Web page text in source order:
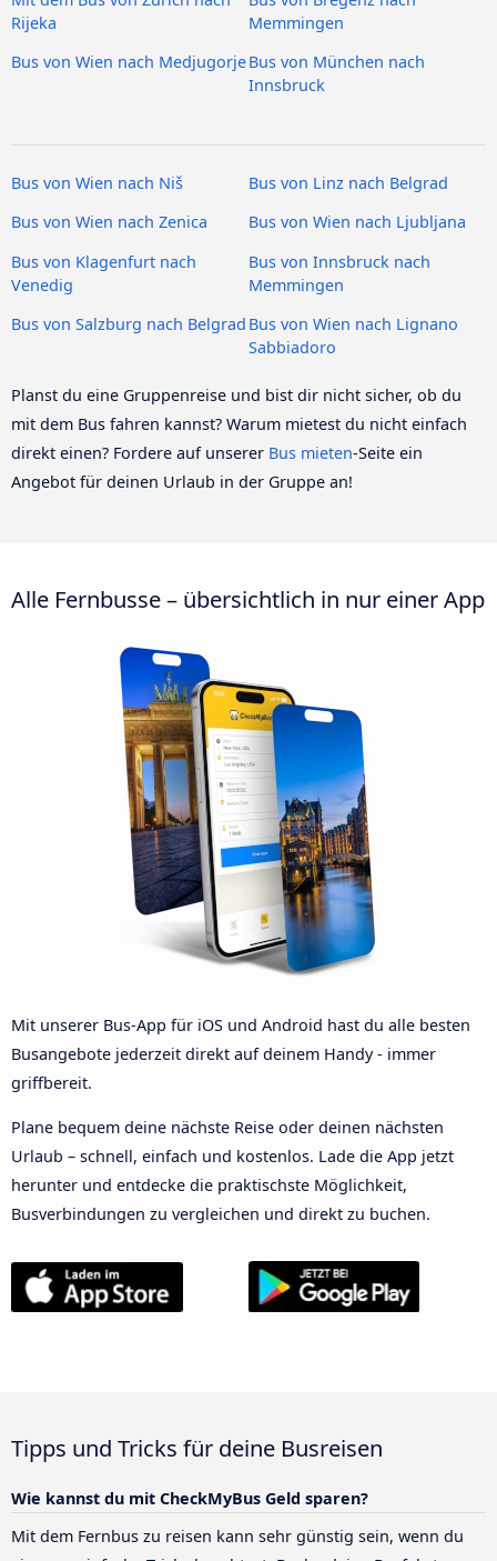
Rijeka
Memmingen
Bus von Wien nach MedjugorjeBus von München nach
Innsbruck
Bus von Wien nach Niš
Bus von Linz nach Belgrad
Bus von Wien nach Zenica
Bus von Wien nach Ljubljana
Bus von Klagenfurt nach
Venedig
Bus von Innsbruck nach
Memmingen
Bus von Salzburg nach Belgrad Bus von Wien nach Lignano
Sabbiadoro
Planst du eine Gruppenreise und bist dir nicht sicher, ob du
mit dem Bus fahren kannst? Warum mietest du nicht einfach
direkt einen? Fordere auf unserer Bus mieten-Seite ein
Angebot für deinen Urlaub in der Gruppe an!
Alle Fernbusse – übersichtlich in nur einer App
Mit unserer Bus-App für iOS und Android hast du alle besten
Busangebote jederzeit direkt auf deinem Handy - immer
griffbereit.
Plane bequem deine nächste Reise oder deinen nächsten
Urlaub – schnell, einfach und kostenlos. Lade die App jetzt
herunter und entdecke die praktischste Möglichkeit,
Busverbindungen zu vergleichen und direkt zu buchen.
Tipps und Tricks für deine Busreisen
Wie kannst du mit CheckMyBus Geld sparen?
Mit dem Fernbus zu reisen kann sehr günstig sein, wenn du